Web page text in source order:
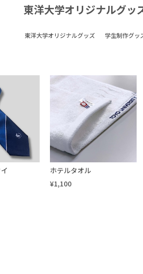
東洋大学オリジナルグッ
東洋大学オリジナルグッズ 学生制作グッ
ホテルタオル
¥1,100